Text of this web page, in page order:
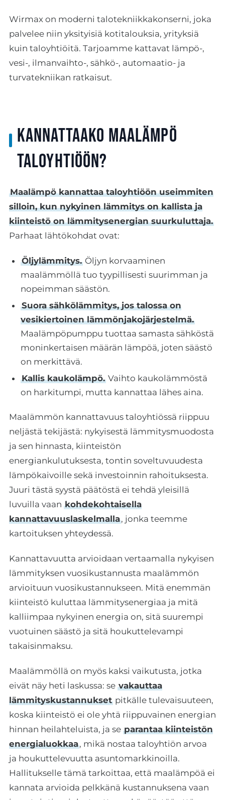
Wirmax on moderni talotekniikkakonserni, joka
palvelee niin yksityisiä kotitalouksia, yrityksiä
kuin taloyhtiöitä. Tarjoamme kattavat lämpö-,
vesi-, ilmanvaihto-, sähkö-, automaatio- ja
turvatekniikan ratkaisut.
Kannattaako maalämpö
taloyhtiöön?
Maalämpö kannattaa taloyhtiöön useimmiten
silloin, kun nykyinen lämmitys on kallista ja
kiinteistö on lämmitysenergian suurkuluttaja.
Parhaat lähtökohdat ovat:
Öljylämmitys.Öljyn korvaaminen
maalämmöllä tuo tyypillisesti suurimman ja
nopeimman säästön.
Suora sähkölämmitys, jos talossa on
vesikiertoinen lämmönjakojärjestelmä.
Maalämpöpumppu tuottaa samasta sähköstä
moninkertaisen määrän lämpöä, joten säästö
on merkittävä.
Kallis kaukolämpö.Vaihto kaukolämmöstä
on harkitumpi, mutta kannattaa lähes aina.
Maalämmön kannattavuus taloyhtiössä riippuu
neljästä tekijästä: nykyisestä lämmitysmuodosta
ja sen hinnasta, kiinteistön
energiankulutuksesta, tontin soveltuvuudesta
lämpökaivoille sekä investoinnin rahoituksesta.
Juuri tästä syystä päätöstä ei tehdä yleisillä
luvuilla vaan kohdekohtaisella
kannattavuuslaskelmalla, jonka teemme
kartoituksen yhteydessä.
Kannattavuutta arvioidaan vertaamalla nykyisen
lämmityksen vuosikustannusta maalämmön
arvioituun vuosikustannukseen. Mitä enemmän
kiinteistö kuluttaa lämmitysenergiaa ja mitä
kalliimpaa nykyinen energia on, sitä suurempi
vuotuinen säästö ja sitä houkuttelevampi
takaisinmaksu.
Maalämmöllä on myös kaksi vaikutusta, jotka
eivät näy heti laskussa: se vakauttaa
lämmityskustannuksetpitkälle tulevaisuuteen,
koska kiinteistö ei ole yhtä riippuvainen energian
hinnan heilahteluista, ja se parantaa kiinteistön
energialuokkaa, mikä nostaa taloyhtiön arvoa
ja houkuttelevuutta asuntomarkkinoilla.
Hallitukselle tämä tarkoittaa, että maalämpöä ei
kannata arvioida pelkkänä kustannuksena vaan